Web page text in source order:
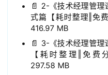
📄 2-《技术经理管
式篇【耗时整理‖免
416.97 MB
📄 3-《技术经理管
【耗时整理‖免费
297.58 MB